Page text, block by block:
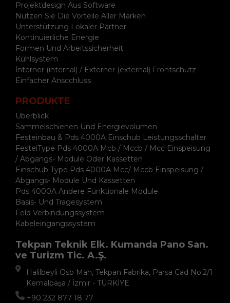
Projektdesign Aus Software
Nutzen Sie Die Vorteile Aller Marken
Unterstützung Lokaler Partner
Kontinuierliche Energie
Formen Und Arbeitssicherheit
Kühlsystem
İnterner (internal) / Externer (external) Frontschutz
Einfacher Anscchluss
PRODUKTE
Überblick
Sammelschienen Und Energievolumen
Festeinbau & Pds 4000A Einschub Leistungsschalter
FesteiType Pds 4000A Mcb / Mccb / Mcc Einspeisung
/ Abgangs- Module Oder Kassetten
Einschub Type Pds 4000A Mcc/ Mccb Einspeisung /
Abgangs- Module Und Kassetten
Pds 4000A Andere Funktionale Module
Basis- Und Tragesystem
Feld Verbindungssystem
Kabeleingangssystem
Tekpan Teknik Elk. Kumanda Pano San.
ve Turizm Tic. A.Ş.
Halilbeyli Osb Mah, Tekpan Fabrika, Parsa Cad No:2/1
Kemalpaşa / İzmir - TÜRKİYE
+90 232 877 18 77